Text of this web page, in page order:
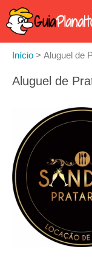
Início > Aluguel de
Aluguel de